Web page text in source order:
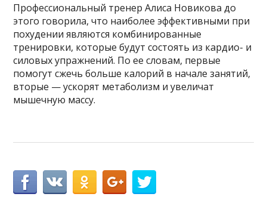
Профессиональный тренер Алиса Новикова до
этого говорила, что наиболее эффективными при
похудении являются комбинированные
тренировки, которые будут состоять из кардио- и
силовых упражнений. По ее словам, первые
помогут сжечь больше калорий в начале занятий,
вторые — ускорят метаболизм и увеличат
мышечную массу.